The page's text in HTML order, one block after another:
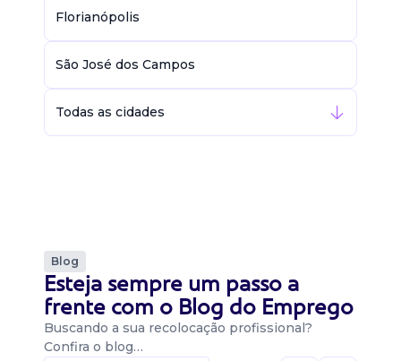
Florianópolis
São José dos Campos
Todas as cidades
Blog
Esteja sempre um passo a
frente com o Blog do Emprego
Buscando a sua recolocação profissional?
Confira o blog…